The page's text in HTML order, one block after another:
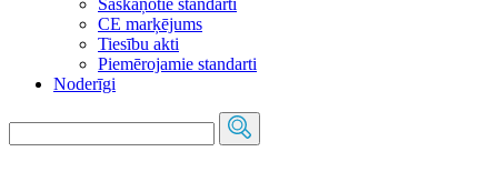
Saskaņotie standarti
CE marķējums
Tiesību akti
Piemērojamie standarti
Noderīgi